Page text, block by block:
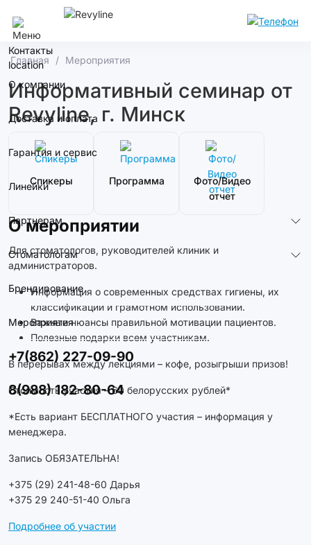
Контакты
О компании
Доставка и оплата
Гарантия и сервис
Линейки
Партнерам
Стоматологам
Брендирование
Мероприятия
+7(862) 227-09-90
8(988) 182-80-64
Главная Мероприятия
Информативный семинар от
Revyline, г. Минск
Спикеры Программа
Фото/Видео
отчет
О мероприятии
Для стоматологов, руководителей клиник и
администраторов.
Информация о современных средствах гигиены, их
классификации и грамотном использовании.
Важные нюансы правильной мотивации пациентов.
Полезные подарки всем участникам.
В перерывах между лекциями – кофе, розыгрыши призов!
Стоимость участия – 60 белорусских рублей*
*Есть вариант БЕСПЛАТНОГО участия – информация у
менеджера.
Запись ОБЯЗАТЕЛЬНА!
+375 (29) 241-48-60 Дарья
+375 29 240-51-40 Ольга
Подробнее об участии